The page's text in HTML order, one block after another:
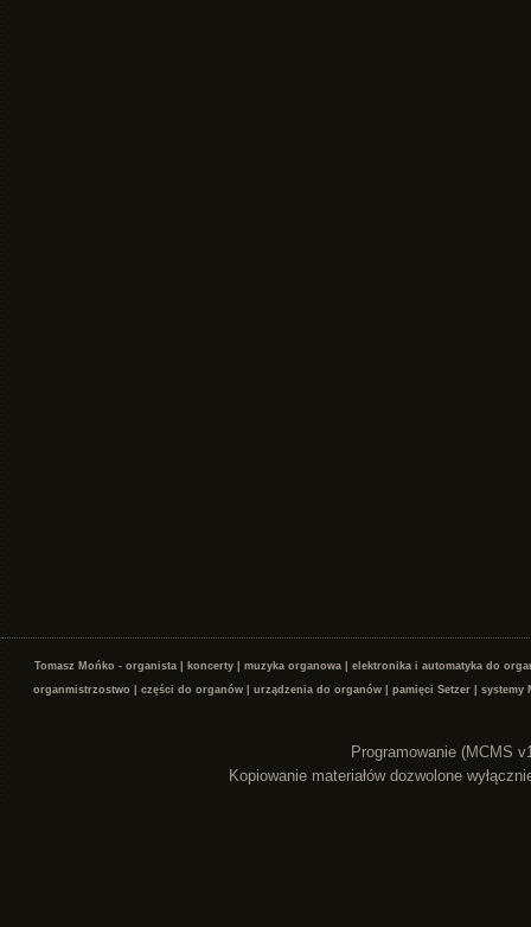
Tomasz Mońko - organista | koncerty | muzyka organowa | elektronika i automatyka do
organmistrzostwo | części do organów | urządzenia do organów | pamięci Setzer |
Programowanie (MCMS
Kopiowanie materiałów dozwolone